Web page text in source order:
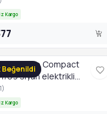
Kargo
Beğenildi
PowerPro Compact
09 siyah elektrikli
)
Kargo